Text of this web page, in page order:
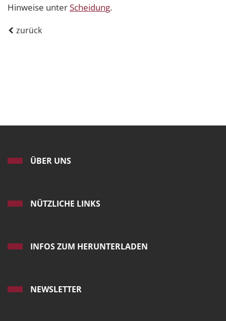
Hinweise unterScheidung.
zurück
ÜBER UNS
NÜTZLICHE LINKS
INFOS ZUM HERUNTERLADEN
NEWSLETTER